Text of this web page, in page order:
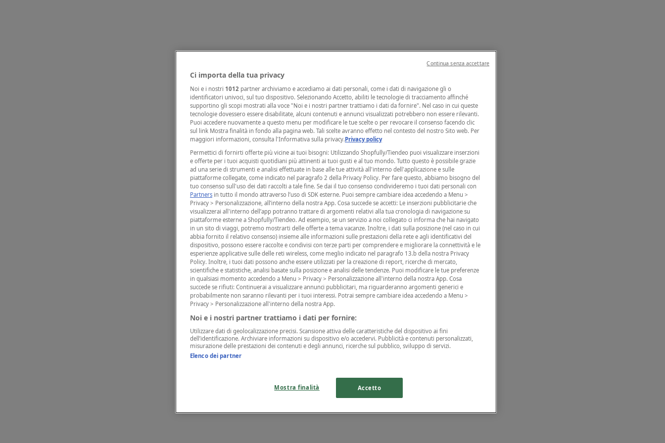
Ci importa della tua privacy
Noi e i nostri 1012 partner archiviamo e accediamo ai dati personali, come i dati di navigazione gli o
identificatori univoci, sul tuo dispositivo. Selezionando Accetto, abiliti le tecnologie di tracciamento affinché
supportino gli scopi mostrati alla voce "Noi e i nostri partner trattiamo i dati da fornire". Nel caso in cui queste
tecnologie dovessero essere disabilitate, alcuni contenuti e annunci visualizzati potrebbero non essere rilevanti.
Puoi accedere nuovamente a questo menu per modificare le tue scelte o per revocare il consenso facendo clic
sul link Mostra finalità in fondo alla pagina web. Tali scelte avranno effetto nel contesto del nostro Sito web. Per
maggiori informazioni, consulta l'Informativa sulla privacy.Privacy policy
Permettici di fornirti offerte più vicine ai tuoi bisogni: Utilizzando Shopfully/Tiendeo puoi visualizzare inserzioni
e offerte per i tuoi acquisti quotidiani più attinenti ai tuoi gusti e al tuo mondo. Tutto questo è possibile grazie
ad una serie di strumenti e analisi effettuate in base alle tue attività all'interno dell'applicazione e sulle
piattaforme collegate, come indicato nel paragrafo 2 della Privacy Policy. Per fare questo, abbiamo bisogno del
tuo consenso sull'uso dei dati raccolti a tale fine. Se dai il tuo consenso condivideremo i tuoi dati personali con
Partners in tutto il mondo attraverso l’uso di SDK esterne. Puoi sempre cambiare idea accedendo a Menu >
Privacy > Personalizzazione, all’interno della nostra App. Cosa succede se accetti: Le inserzioni pubblicitarie che
visualizzerai all'interno dell’app potranno trattare di argomenti relativi alla tua cronologia di navigazione su
piattaforme esterne a Shopfully/Tiendeo. Ad esempio, se un servizio a noi collegato ci informa che hai navigato
in un sito di viaggi, potremo mostrarti delle offerte a tema vacanze. Inoltre, i dati sulla posizione (nel caso in cui
abbia fornito il relativo consenso) insieme alle informazioni sulle prestazioni della rete e agli identificativi del
dispositivo, possono essere raccolte e condivisi con terze parti per comprendere e migliorare la connettività e le
esperienze applicative sulle delle reti wireless, come meglio indicato nel paragrafo 13.b della nostra Privacy
Policy. Inoltre, i tuoi dati possono anche essere utilizzati per la creazione di report, ricerche di mercato,
scientifiche e statistiche, analisi basate sulla posizione e analisi delle tendenze. Puoi modificare le tue preferenze
in qualsiasi momento accedendo a Menu > Privacy > Personalizzazione all'interno della nostra App. Cosa
succede se rifiuti: Continuerai a visualizzare annunci pubblicitari, ma riguarderanno argomenti generici e
probabilmente non saranno rilevanti per i tuoi interessi. Potrai sempre cambiare idea accedendo a Menu >
Privacy > Personalizzazione all'interno della nostra App.
Noi e i nostri partner trattiamo i dati per fornire:
Utilizzare dati di geolocalizzazione precisi. Scansione attiva delle caratteristiche del dispositivo ai fini
dell’identificazione. Archiviare informazioni su dispositivo e/o accedervi. Pubblicità e contenuti personalizzati,
misurazione delle prestazioni dei contenuti e degli annunci, ricerche sul pubblico, sviluppo di servizi.
Elenco dei partner
Mostra finalità Accetto
Continua senza accettare